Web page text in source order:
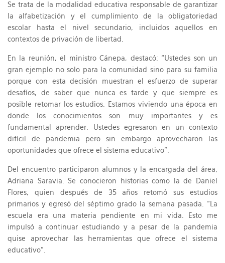
Se trata de la modalidad educativa responsable de garantizar
la alfabetización y el cumplimiento de la obligatoriedad
escolar hasta el nivel secundario, incluidos aquellos en
contextos de privación de libertad.
En la reunión, el ministro Cánepa, destacó: “Ustedes son un
gran ejemplo no solo para la comunidad sino para su familia
porque con esta decisión muestran el esfuerzo de superar
desafíos, de saber que nunca es tarde y que siempre es
posible retomar los estudios. Estamos viviendo una época en
donde los conocimientos son muy importantes y es
fundamental aprender. Ustedes egresaron en un contexto
difícil de pandemia pero sin embargo aprovecharon las
oportunidades que ofrece el sistema educativo”.
Del encuentro participaron alumnos y la encargada del área,
Adriana Saravia. Se conocieron historias como la de Daniel
Flores, quien después de 35 años retomó sus estudios
primarios y egresó del séptimo grado la semana pasada. “La
escuela era una materia pendiente en mi vida. Esto me
impulsó a continuar estudiando y a pesar de la pandemia
quise aprovechar las herramientas que ofrece el sistema
educativo”.